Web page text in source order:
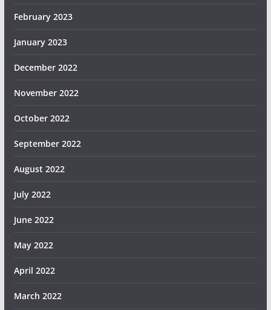
February 2023
January 2023
December 2022
November 2022
October 2022
September 2022
August 2022
July 2022
June 2022
May 2022
April 2022
March 2022